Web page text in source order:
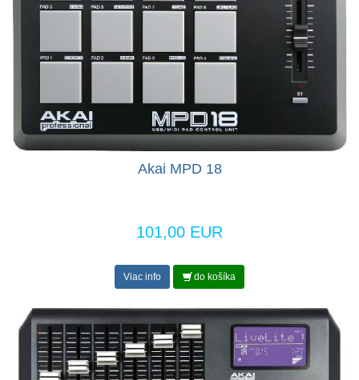
Akai MPD 18
101,00 EUR
Viac info do košíka